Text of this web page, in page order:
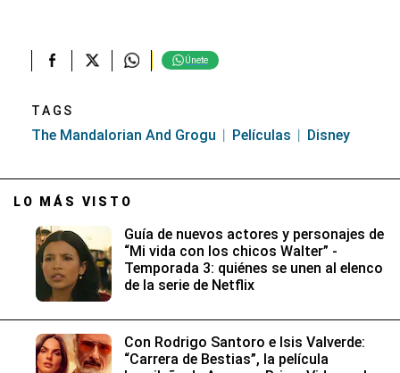
Únete
TAGS
The Mandalorian And Grogu Películas Disney
LO MÁS VISTO
Guía de nuevos actores y personajes de
“Mi vida con los chicos Walter” -
Temporada 3: quiénes se unen al elenco
de la serie de Netflix
Con Rodrigo Santoro e Isis Valverde:
“Carrera de Bestias”, la película